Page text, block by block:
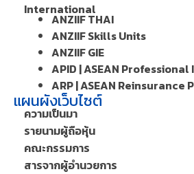
International
ANZIIF THAI
ANZIIF Skills Units
ANZIIF GIE
APID | ASEAN
ARP | ASEAN Reinsurance
แผนผังเว็บไซต์
ความเป็นมา
รายนามผู้ถือหุ้น
คณะกรรมการ
สารจากผู้อำนวยการ